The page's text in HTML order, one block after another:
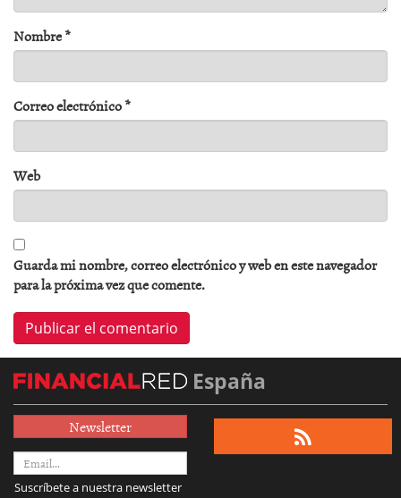
Nombre*
Correo electrónico*
Web
Guarda mi nombre, correo electrónico y web en este navegador
para la próxima vez que comente.
España
Newsletter
Suscríbete a nuestra newsletter